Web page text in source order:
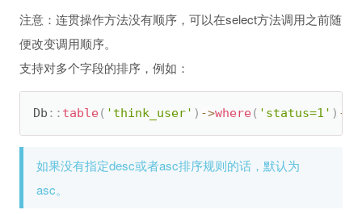
注意：连贯操作方法没有顺序，可以在select方法调用之前随
便改变调用顺序。
支持对多个字段的排序，例如：
Db : : table( 'think_user' ) ->where( 'status=1' ) -
如果没有指定desc或者asc排序规则的话，默认为
asc。